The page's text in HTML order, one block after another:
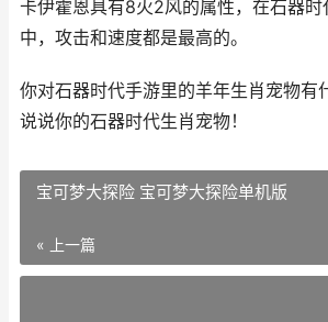
卡伊霍恩具有8火2风的属性，在石器
中，攻击和速度都是最高的。
你对石器时代手游里的羊年生肖宠物有
说说你的石器时代生肖宠物！
宝可梦大探险 宝可梦大探险单机版
« 上一篇